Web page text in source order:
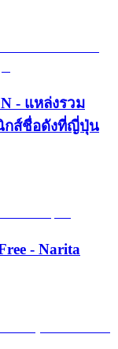
- แหล่งรวม
กส์ชื่อดังที่ญี่ปุ่น
- Narita